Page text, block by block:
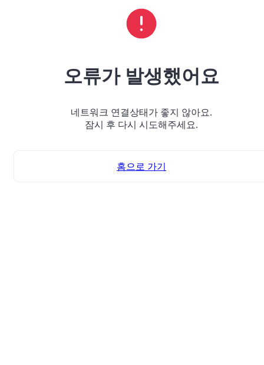
오류가 발생했어요
네트워크 연결상태가 좋지 않아요.
잠시 후 다시 시도해주세요.
홈으로 가기